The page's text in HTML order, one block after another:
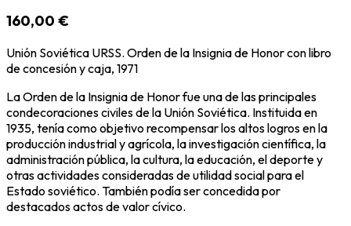
160,00 €
Unión Soviética URSS. Orden de la Insignia de Honor con libro
de concesión y caja, 1971
La Orden de la Insignia de Honor fue una de las principales
condecoraciones civiles de la Unión Soviética. Instituida en
1935, tenía como objetivo recompensar los altos logros en la
producción industrial y agrícola, la investigación científica, la
administración pública, la cultura, la educación, el deporte y
otras actividades consideradas de utilidad social para el
Estado soviético. También podía ser concedida por
destacados actos de valor cívico.